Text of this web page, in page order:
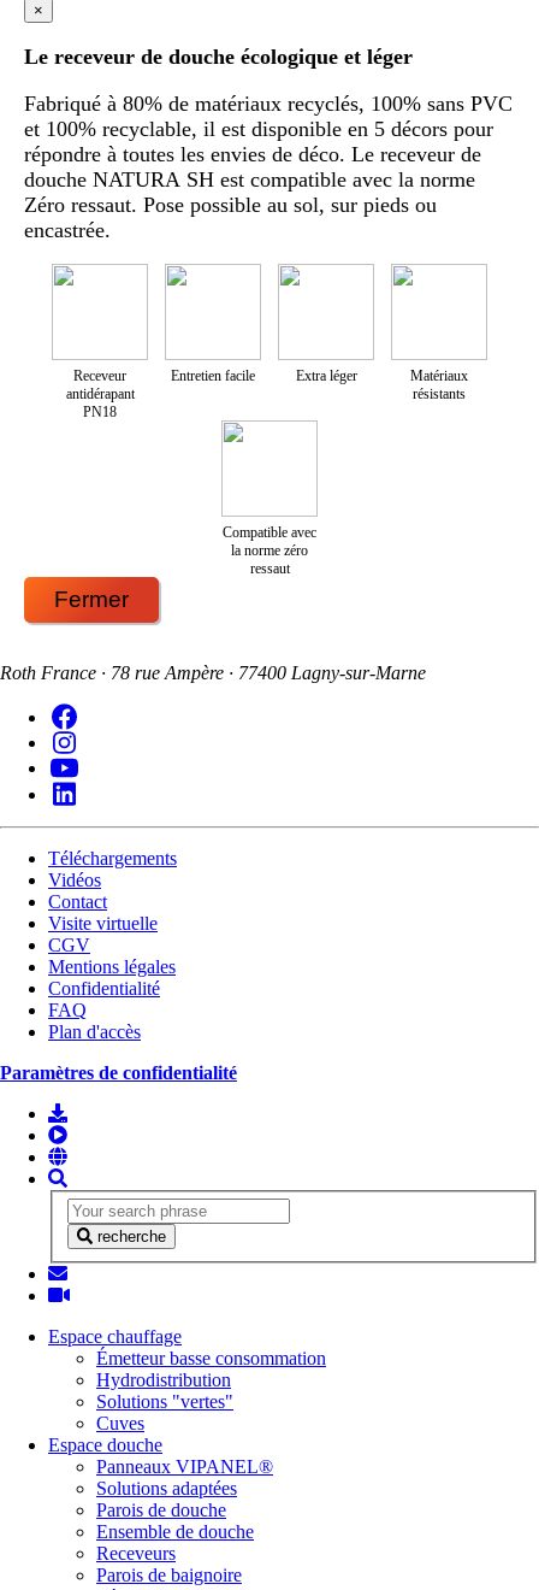
×
Le receveur de douche écologique et léger
Fabriqué à 80% de matériaux recyclés, 100% sans PVC
et 100% recyclable, il est disponible en 5 décors pour
répondre à toutes les envies de déco. Le receveur de
douche NATURA SH est compatible avec la norme
Zéro ressaut. Pose possible au sol, sur pieds ou
encastrée.
Receveur
antidérapant
PN18
Entretien facile Extra léger
Matériaux
résistants
Compatible avec
la norme zéro
ressaut
Fermer
Roth France · 78 rue Ampère · 77400 Lagny-sur-Marne
Téléchargements
Vidéos
Contact
Visite virtuelle
CGV
Mentions légales
Confidentialité
FAQ
Plan d'accès
Paramètres de confidentialité
recherche
Espace chauffage
Émetteur basse consommation
Hydrodistribution
Solutions "vertes"
Cuves
Espace douche
Panneaux VIPANEL®
Solutions adaptées
Parois de douche
Ensemble de douche
Receveurs
Parois de baignoire